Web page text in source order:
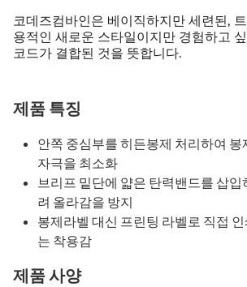
코데즈컴바인은 베이직하지만 세련된,
용적인 새로운 스타일이지만 경험하고
코드가 결합된 것을 뜻합니다.
제품 특징
안쪽 중심부를 히든봉제 처리하여 봉
자극을 최소화
브리프 밑단에 얇은 탄력밴드를 삽입
려 올라감을 방지
봉제라벨 대신 프린팅 라벨로 직접
는 착용감
제품 사양